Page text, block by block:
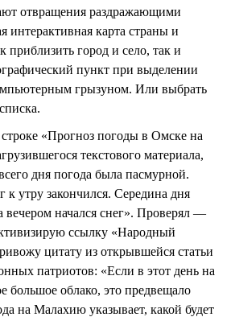
отвращения раздражающими
карта страны и
приблизить город и село, так и
пункт при выделении
грызуном. Или выбрать
«Прогноз погоды в Омске на
текстового материала,
дня погода была пасмурной.
утру закончился. Середина дня
вечером начался снег». Проверял —
ссылку «Народный
цитату из открывшейся статьи
патриотов: «Если в этот день на
большое облако, это предвещало
на Малахию указывает, какой будет